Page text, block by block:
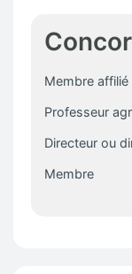
Membre
Professeur
Directeur ou
Membre